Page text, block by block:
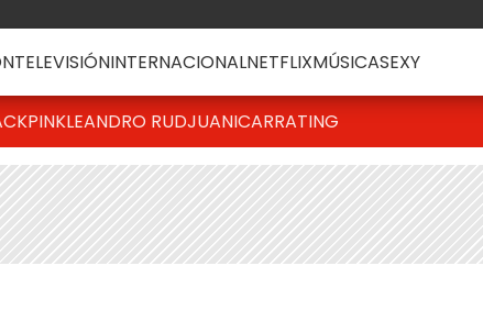
TELEVISIÓNINTERNACIONALNETFLIXMÚSICASEXY
LEANDRO RUDJUANICARRATING